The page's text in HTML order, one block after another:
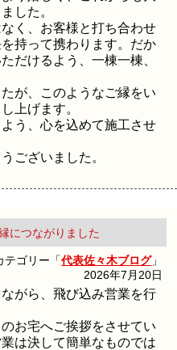
した。
く、お客様と打ち合わせ
持って携わります。だか
だけるよう、一棟一棟、
が、このようなご縁をい
上げます。
う、心を込めて施工させ
ございました。
につながりました
テゴリー「代表佐々木ブログ」
2026年7月20日
がら、飛び込み営業を行
お宅へご挨拶をさせてい
は決して簡単なものでは